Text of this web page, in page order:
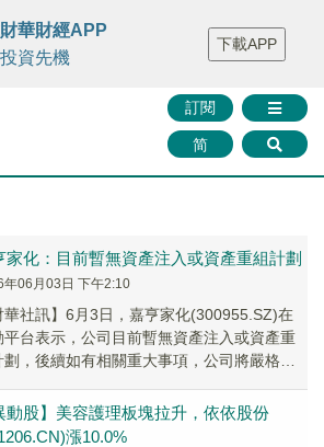
FINMETA 財華證券 媒體矩陣
智庫沙龍
聯絡我們
訂閱
简
華財經APP
資先機
下載APP
家化：目前暫無資產注入或資產重組計劃
年06月03日 下午2:10
華社訊】6月3日，嘉亨家化(300955.SZ)在
平台表示，公司目前暫無資產注入或資產重
劃，後續如有相關重大事項，公司將嚴格按
動股】美容護理板塊拉升，依依股份
漲10.0%